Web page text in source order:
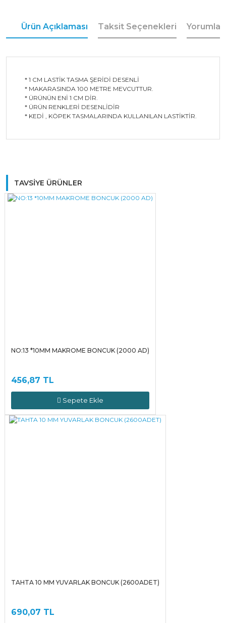
Ürün Açıklaması Taksit Seçenekleri Yorumlar
* 1 CM LASTİK TASMA ŞERİDİ DESENLİ
* MAKARASINDA 100 METRE MEVCUTTUR.
* ÜRÜNÜN ENİ 1 CM DİR.
* ÜRÜN RENKLERİ DESENLİDİR
* KEDİ , KÖPEK TASMALARINDA KULLANILAN LASTİKTİR.
TAVSİYE ÜRÜNLER
NO:13 *10MM MAKROME BONCUK (2000 AD)
456,87 TL
Sepete Ekle
TAHTA 10 MM YUVARLAK BONCUK (2600ADET)
690,07 TL